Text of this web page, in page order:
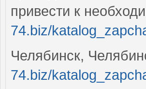
привести к
74.biz/
Челябинск,
74.biz/